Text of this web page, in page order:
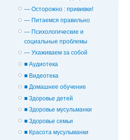
— Осторожно : прививки!
— Питаемся правильно
— Психологические и
cоциальные проблемы
— Ухаживаем за собой
■ Аудиотека
■ Видеотека
■ Домашнее обучение
■ Здоровье детей
■ Здоровье мусульманки
■ Здоровье семьи
■ Красота мусульманки